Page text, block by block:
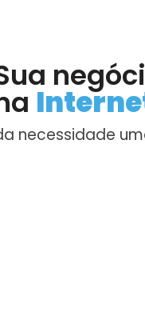
necessidade